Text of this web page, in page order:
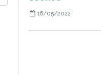
16/05/2022